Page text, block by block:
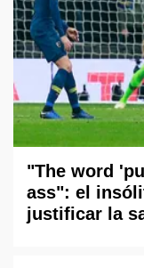
"The word
ass": el
justificar la